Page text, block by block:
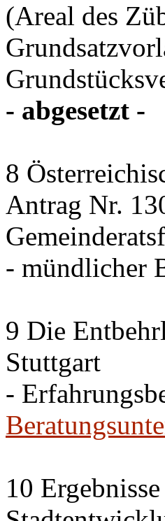
(Areal des
- abgesetzt -
8
Antrag Nr.
- mündlicher
9 Die
Stuttgart
-
10